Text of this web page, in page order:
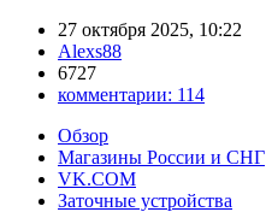
27 октября 2025, 10:22
Alexs88
6727
комментарии: 114
Обзор
Магазины России и СНГ
VK.COM
Заточные устройства